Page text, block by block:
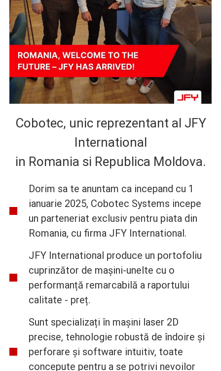
Cobotec, unic reprezentant al JFY
International
in Romania si Republica Moldova.
Dorim sa te anuntam ca incepand cu 1
ianuarie 2025, Cobotec Systems incepe
un parteneriat exclusiv pentru piata din
Romania, cu firma JFY International.
JFY International produce un portofoliu
cuprinzător de mașini-unelte cu o
performanță remarcabilă a raportului
calitate - preț.
Sunt specializați în mașini laser 2D
precise, tehnologie robustă de îndoire și
perforare și software intuitiv, toate
concepute pentru a se potrivi nevoilor